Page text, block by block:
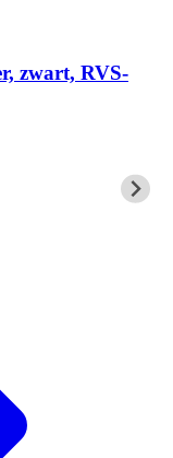
zwart, RVS-